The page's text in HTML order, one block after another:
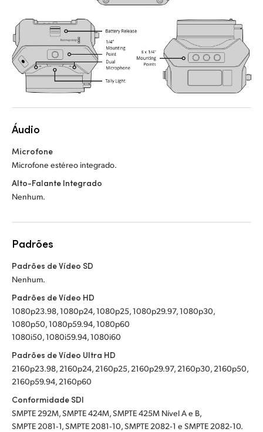
Áudio
Microfone
Microfone estéreo integrado.
Alto-Falante Integrado
Nenhum.
Padrões
Padrões de Vídeo SD
Nenhum.
Padrões de Vídeo HD
1080p23.98, 1080p24, 1080p25, 1080p29.97, 1080p30,
1080p50, 1080p59.94, 1080p60
1080i50, 1080i59.94, 1080i60
Padrões de Vídeo Ultra HD
2160p23.98, 2160p24, 2160p25, 2160p29.97, 2160p30, 2160p50,
2160p59.94, 2160p60
Conformidade SDI
SMPTE 292M, SMPTE 424M, SMPTE 425M Nível A e B,
SMPTE 2081‑1, SMPTE 2081‑10, SMPTE 2082‑1 e SMPTE 2082‑10.